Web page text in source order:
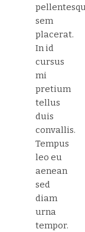
sem
placerat.
In id
cursus
mi
pretium
tellus
duis
convallis.
Tempus
leo eu
aenean
sed
diam
urna
tempor.